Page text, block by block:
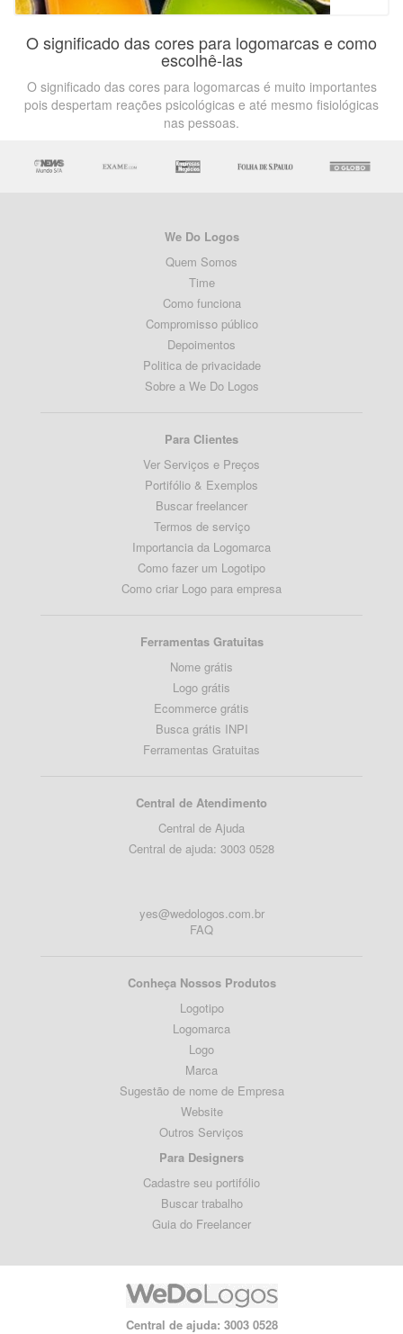
O significado das cores para logomarcas e como
escolhê-las
O significado das cores para logomarcas é muito importantes
pois despertam reações psicológicas e até mesmo fisiológicas
nas pessoas.
We Do Logos
Quem Somos
Time
Como funciona
Compromisso público
Depoimentos
Politica de privacidade
Sobre a We Do Logos
Para Clientes
Ver Serviços e Preços
Portifólio & Exemplos
Buscar freelancer
Termos de serviço
Importancia da Logomarca
Como fazer um Logotipo
Como criar Logo para empresa
Ferramentas Gratuitas
Nome grátis
Logo grátis
Ecommerce grátis
Busca grátis INPI
Ferramentas Gratuitas
Central de Atendimento
Central de Ajuda
Central de ajuda: 3003 0528
yes@wedologos.com.br
FAQ
Conheça Nossos Produtos
Logotipo
Logomarca
Logo
Marca
Sugestão de nome de Empresa
Website
Outros Serviços
Para Designers
Cadastre seu portifólio
Buscar trabalho
Guia do Freelancer
Central de ajuda: 3003 0528